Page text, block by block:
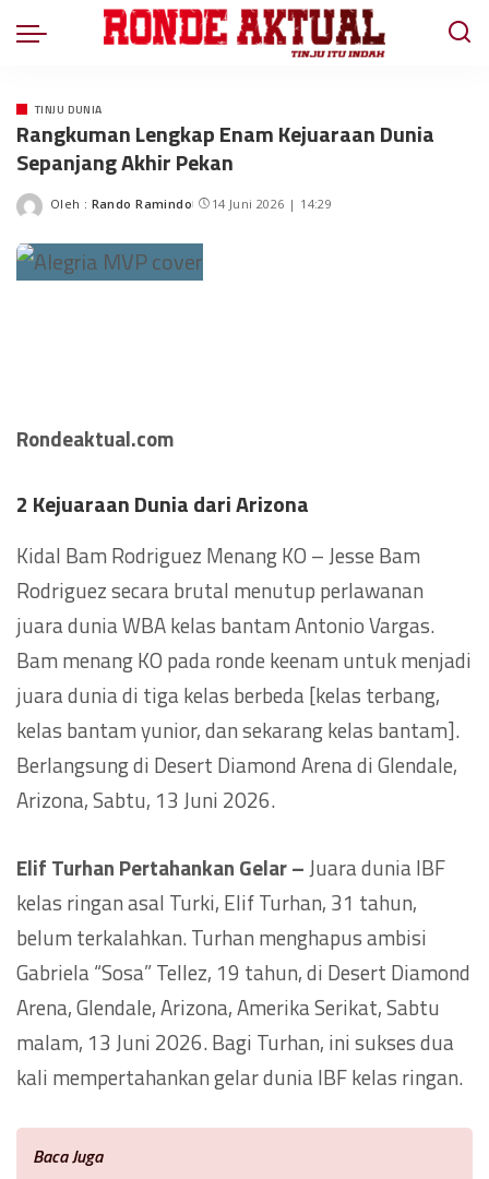
TINJU DUNIA
Rangkuman Lengkap Enam Kejuaraan Dunia
Sepanjang Akhir Pekan
Oleh : Rando Ramindo 14 Juni 2026 | 14:29
Rondeaktual.com
2 Kejuaraan Dunia dari Arizona
Kidal Bam Rodriguez Menang KO – Jesse Bam
Rodriguez secara brutal menutup perlawanan
juara dunia WBA kelas bantam Antonio Vargas.
Bam menang KO pada ronde keenam untuk menjadi
juara dunia di tiga kelas berbeda [kelas terbang,
kelas bantam yunior, dan sekarang kelas bantam].
Berlangsung di Desert Diamond Arena di Glendale,
Arizona, Sabtu, 13 Juni 2026.
Elif Turhan Pertahankan Gelar –Juara dunia IBF
kelas ringan asal Turki, Elif Turhan, 31 tahun,
belum terkalahkan. Turhan menghapus ambisi
Gabriela “Sosa” Tellez, 19 tahun, di Desert Diamond
Arena, Glendale, Arizona, Amerika Serikat, Sabtu
malam, 13 Juni 2026. Bagi Turhan, ini sukses dua
kali mempertahankan gelar dunia IBF kelas ringan.
Baca Juga